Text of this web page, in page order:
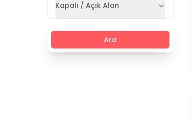
Kapalı / Açık Alan
Ara